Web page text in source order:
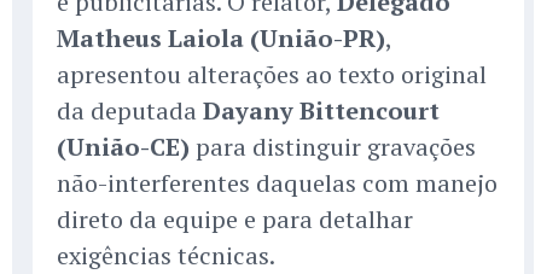
Matheus Laiola (União-PR),
apresentou alterações ao texto original
da deputada Dayany Bittencourt
(União-CE) para distinguir gravações
não-interferentes daquelas com manejo
direto da equipe e para detalhar
exigências técnicas.